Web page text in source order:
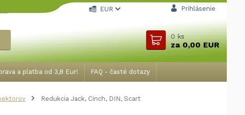
a platba od 3,8 Eur! FAQ - časté dotazy
EUR Prihlásenie
0ks
za0,00 EUR
Redukcia Jack, Cinch, DIN, Scart